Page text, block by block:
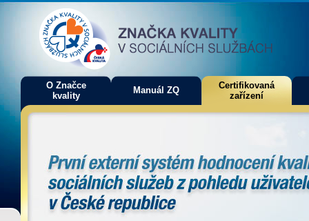
O Značce
kvality
Manuál ZQ
Certifikovaná
zařízení